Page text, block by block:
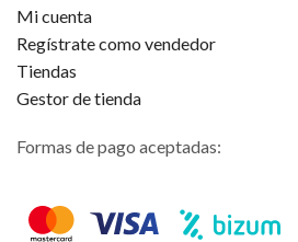
Mi cuenta
Regístrate como vendedor
Tiendas
Gestor de tienda
Formas de pago aceptadas: